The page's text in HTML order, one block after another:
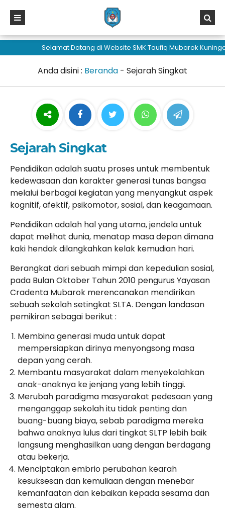
Selamat Datang di Website SMK Taufiq Mubarok Kuningan
Anda disini : Beranda - Sejarah Singkat
Sejarah Singkat
Pendidikan adalah suatu proses untuk membentuk
kedewasaan dan karakter generasi tunas bangsa
melalui berbagai kegiatan yang menyangkut aspek
kognitif, afektif, psikomotor, sosial, dan keagamaan.
Pendidikan adalah hal yang utama, jendela untuk
dapat melihat dunia, menatap masa depan dimana
kaki hendak dilangkahkan kelak kemudian hari.
Berangkat dari sebuah mimpi dan kepedulian sosial,
pada Bulan Oktober Tahun 2010 pengurus Yayasan
Cradenta Mubarok merencanakan mendirikan
sebuah sekolah setingkat SLTA. Dengan landasan
pemikiran sebagai berikut :
Membina generasi muda untuk dapat
mempersiapkan dirinya menyongsong masa
depan yang cerah.
Membantu masyarakat dalam menyekolahkan
anak-anaknya ke jenjang yang lebih tinggi.
Merubah paradigma masyarakat pedesaan yang
menganggap sekolah itu tidak penting dan
buang-buang biaya, sebab paradigma mereka
bahwa anaknya lulus dari tingkat SLTP lebih baik
langsung menghasilkan uang dengan berdagang
atau bekerja.
Menciptakan embrio perubahan kearah
kesuksesan dan kemuliaan dengan menebar
kemanfaatan dan kebaikan kepada sesama dan
semesta alam.